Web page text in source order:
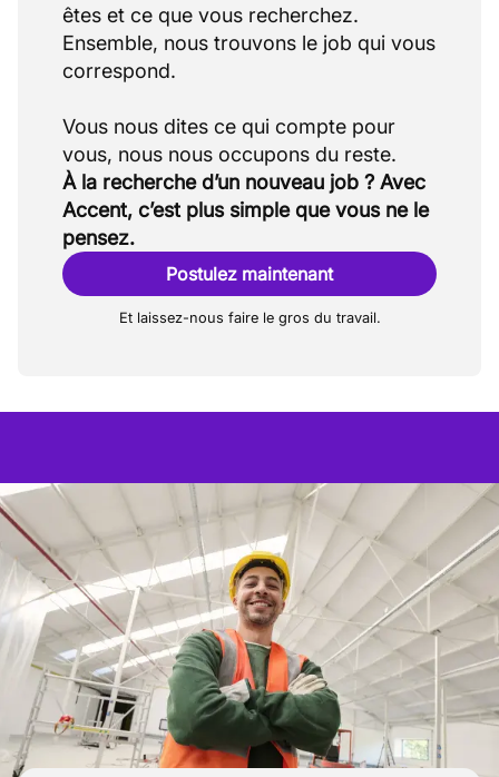
êtes et ce que vous recherchez.
Ensemble, nous trouvons le job qui vous
correspond.
Vous nous dites ce qui compte pour
À la recherche d’un nouveau job ? Avec
Accent, c’est plus simple que vous ne le
pensez.
Postulez maintenant
Et laissez-nous faire le gros du travail.